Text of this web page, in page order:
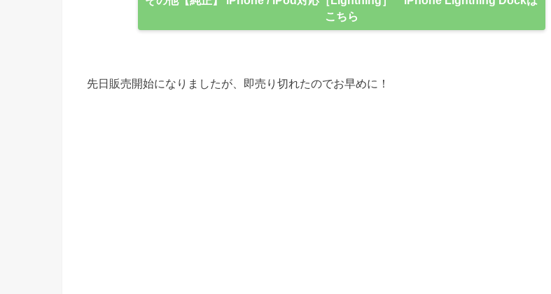
こちら
先日販売開始になりましたが、即売り切れたのでお早めに！